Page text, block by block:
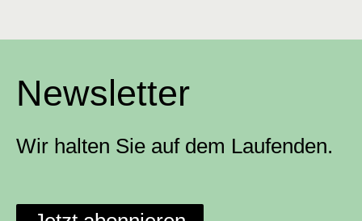
Newsletter
Wir halten Sie auf dem Laufenden.